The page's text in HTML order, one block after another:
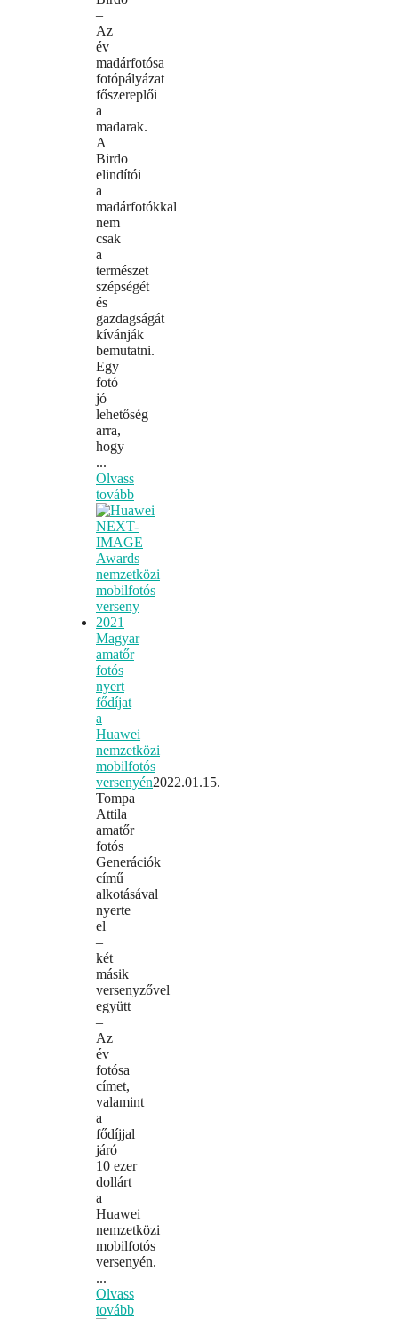
–
Az
év
madárfotósa
fotópályázat
főszereplői
a
madarak.
A
Birdo
elindítói
a
madárfotókkal
nem
csak
a
természet
szépségét
és
gazdagságát
kívánják
bemutatni.
Egy
fotó
jó
lehetőség
arra,
hogy
...
Olvass
tovább
Magyar
amatőr
fotós
nyert
fődíjat
a
Huawei
nemzetközi
mobilfotós
versenyén2022.01.15.
Tompa
Attila
amatőr
fotós
Generációk
című
alkotásával
nyerte
el
–
két
másik
versenyzővel
együtt
–
Az
év
fotósa
címet,
valamint
a
fődíjjal
járó
10 ezer
dollárt
a
Huawei
nemzetközi
mobilfotós
versenyén.
...
Olvass
tovább